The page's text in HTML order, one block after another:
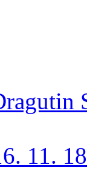
11.